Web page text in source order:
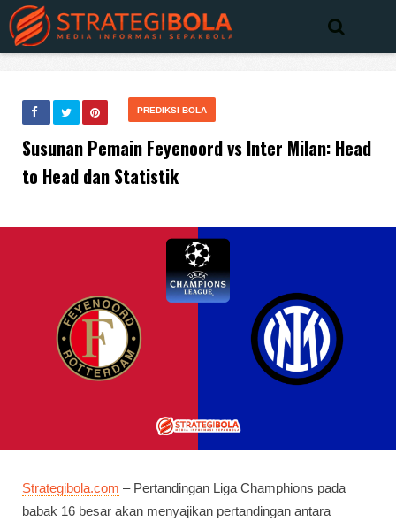
PREDIKSI BOLA
Susunan Pemain Feyenoord vs Inter Milan: Head
to Head dan Statistik
Strategibola.com – Pertandingan Liga Champhions pada
babak 16 besar akan menyajikan pertandingan antara